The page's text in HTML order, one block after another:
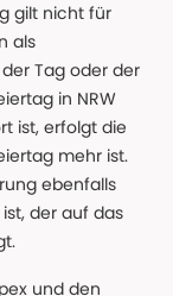
gilt nicht für
als
Tag oder der
in NRW
ist, erfolgt die
mehr ist.
ebenfalls
der auf das
und den